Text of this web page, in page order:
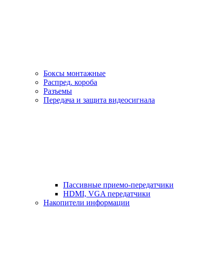
Боксы монтажные
Распред. короба
Разъемы
Передача и защита видеосигнала
Пассивные приемо-передатчики
HDMI, VGA передатчики
Накопители информации